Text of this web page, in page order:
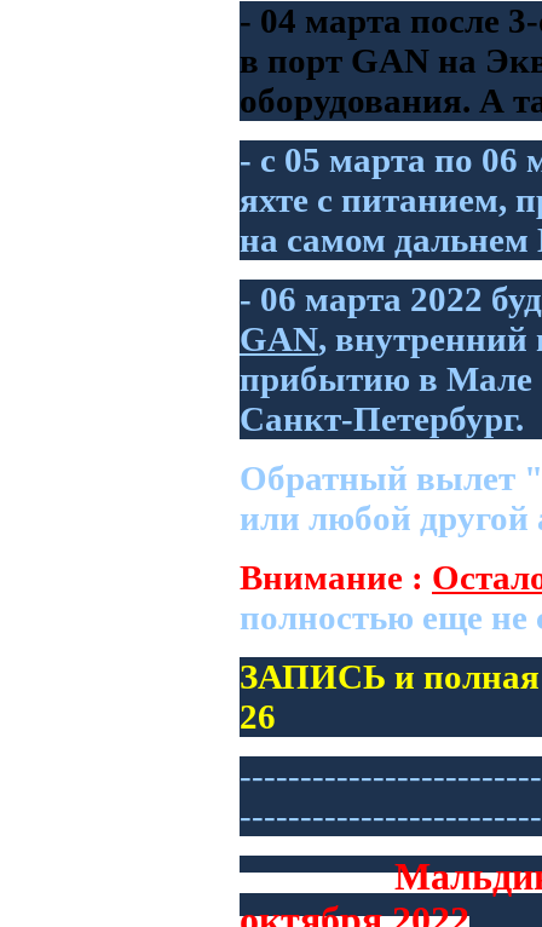
- 04 марта после
в порт GAN на
оборудования. А
- с 05 марта по 06
яхте с питанием,
на самом
- 06 марта 2022
GAN, внутренний
прибытию в Мале
Санкт-Петербург.
Обратный
или любой другой
Внимание :
полностью еще не
ЗАПИСЬ и полная
26